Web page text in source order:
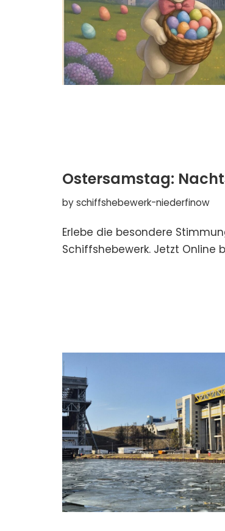
Ostersamstag:
byschiffshebewerk-niederfinow
Erlebe die besondere
Schiffshebewerk. Jetzt Online